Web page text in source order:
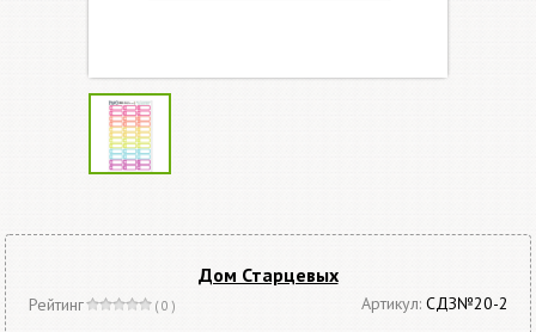
Дом Старцевых
Рейтинг ( 0 ) Артикул: СДЗ№20-2